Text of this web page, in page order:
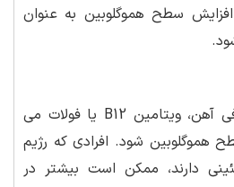
سطح هموگلوبین به عنوان
رژیم غذایی: مصرف ناکافی آهن، ویتامین B12 یا فولات می
هموگلوبین شود. افرادی که رژیم
دارند، ممکن است بیشتر در